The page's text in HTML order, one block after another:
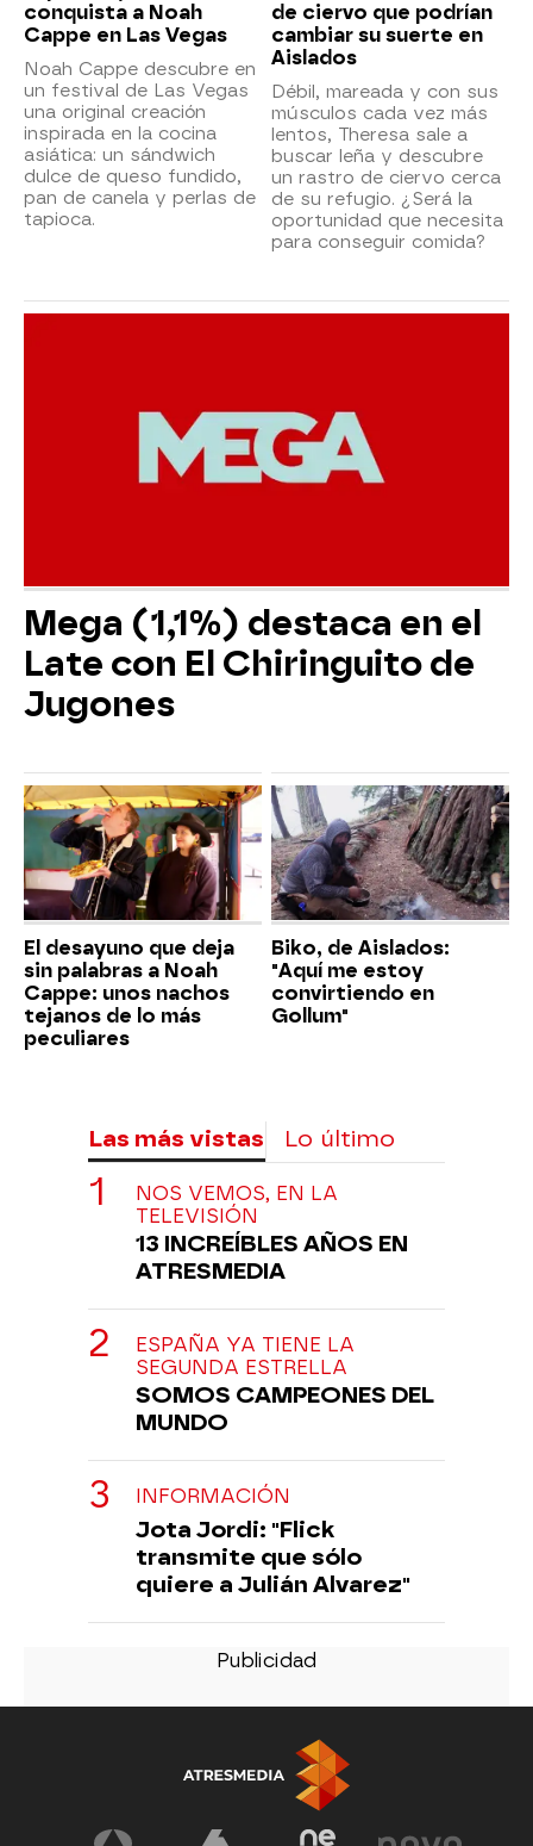
conquista a Noah
Cappe en Las Vegas
Noah Cappe descubre en
un festival de Las Vegas
una original creación
inspirada en la cocina
asiática: un sándwich
dulce de queso fundido,
pan de canela y perlas de
tapioca.
de ciervo que podrían
cambiar su suerte en
Aislados
Débil, mareada y con sus
músculos cada vez más
lentos, Theresa sale a
buscar leña y descubre
un rastro de ciervo cerca
de su refugio. ¿Será la
oportunidad que necesita
para conseguir comida?
Mega (1,1%) destaca en el
Late con El Chiringuito de
Jugones
El desayuno que deja
sin palabras a Noah
Cappe: unos nachos
tejanos de lo más
peculiares
Biko, de Aislados:
"Aquí me estoy
convirtiendo en
Gollum"
Las más vistas Lo último
NOS VEMOS, EN LA
TELEVISIÓN
13 INCREÍBLES AÑOS EN
ATRESMEDIA
ESPAÑA YA TIENE LA
SEGUNDA ESTRELLA
SOMOS CAMPEONES DEL
MUNDO
INFORMACIÓN
Jota Jordi: "Flick
transmite que sólo
quiere a Julián Alvarez"